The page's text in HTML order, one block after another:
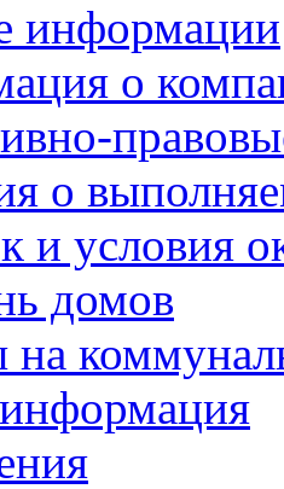
информации
о
о
и условия
домов